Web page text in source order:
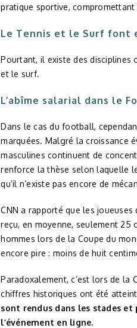
pratique sportive,
Le Tennis et le Surf font
Pourtant, il existe des disciplines
et le surf.
L’abîme salarial dans le
Dans le cas du football,
marquées. Malgré la croissance
masculines continuent de
renforce la thèse selon laquelle
qu’il n’existe pas encore de
CNN a rapporté que les
reçu, en moyenne, seulement 25
hommes lors de la Coupe du
encore pire : moins de huit
Paradoxalement, c’est lors de la
chiffres historiques ont été
sont rendus dans les stades
l’événement en ligne.